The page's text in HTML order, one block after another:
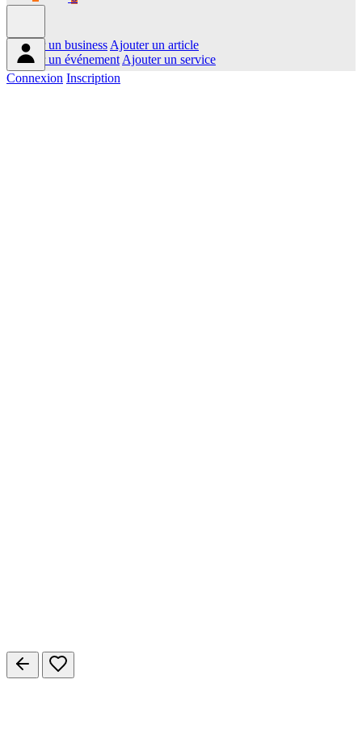
Ajouter un business Ajouter un article
Ajouter un événement Ajouter un service
Connexion Inscription